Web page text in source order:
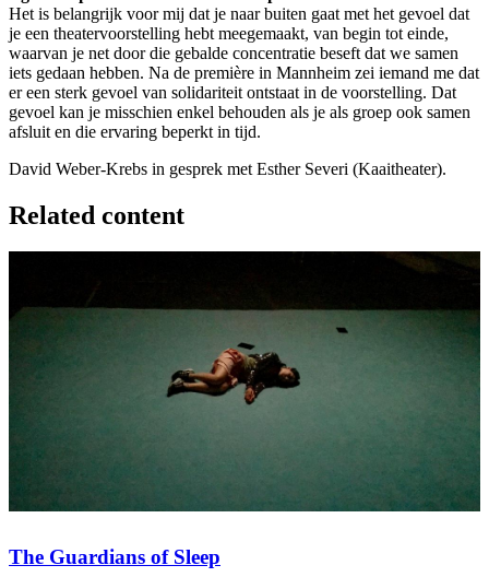
Het is belangrijk voor mij dat je naar buiten gaat met het gevoel dat
je een theatervoorstelling hebt meegemaakt, van begin tot einde,
waarvan je net door die gebalde concentratie beseft dat we samen
iets gedaan hebben. Na de première in Mannheim zei iemand me dat
er een sterk gevoel van solidariteit ontstaat in de voorstelling. Dat
gevoel kan je misschien enkel behouden als je als groep ook samen
afsluit en die ervaring beperkt in tijd.
David Weber-Krebs in gesprek met Esther Severi (Kaaitheater).
Related content
The Guardians of Sleep